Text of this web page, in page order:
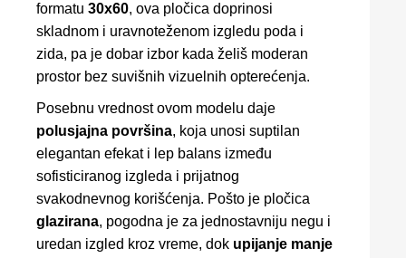
formatu 30x60, ova pločica doprinosi
skladnom i uravnoteženom izgledu poda i
zida, pa je dobar izbor kada želiš moderan
prostor bez suvišnih vizuelnih opterećenja.
Posebnu vrednost ovom modelu daje
polusjajna površina, koja unosi suptilan
elegantan efekat i lep balans između
sofisticiranog izgleda i prijatnog
svakodnevnog korišćenja. Pošto je pločica
glazirana, pogodna je za jednostavniju negu i
uredan izgled kroz vreme, dok upijanje manje